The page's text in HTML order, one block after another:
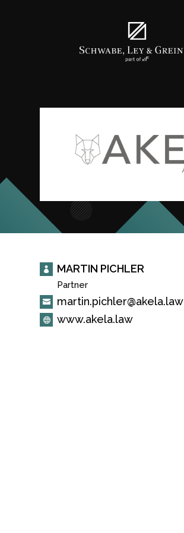
 MARTIN PICHLER
Partner
 martin.pichler@akela.law
 www.akela.law